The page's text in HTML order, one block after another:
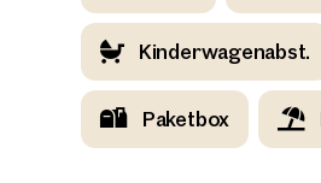
Kinderwagenabst.
Paketbox